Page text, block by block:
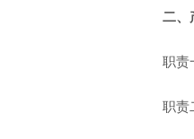
二、
职责
职责